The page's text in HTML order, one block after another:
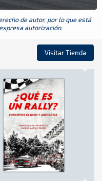
de autor, por lo que está
autorización.
Visitar Tienda